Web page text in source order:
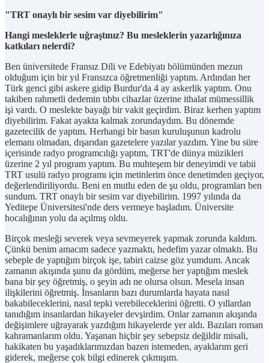
"TRT onaylı bir sesim var diyebilirim"
Hangi mesleklerle uğraştınız? Bu mesleklerin yazarlığınıza
katkıları nelerdi?
Ben üniversitede Fransız Dili ve Edebiyatı bölümünden mezun
olduğum için bir yıl Fransızca öğretmenliği yaptım. Ardından her
Türk genci gibi askere gidip Burdur'da 4 ay askerlik yaptım. Onu
takiben rahmetli dedemin tıbbı cihazlar üzerine ithalat mümessillik
işi vardı. O meslekte bayağı bir vakit geçirdim. Biraz kerhen yaptım
diyebilirim. Fakat ayakta kalmak zorundaydım. Bu dönemde
gazetecilik de yaptım. Herhangi bir basın kuruluşunun kadrolu
elemanı olmadan, dışarıdan gazetelere yazılar yazdım. Yine bu süre
içerisinde radyo programcılığı yaptım, TRT'de dünya müzikleri
üzerine 2 yıl program yaptım. Bu muhteşem bir deneyimdi ve tabii
TRT usulü radyo programı için metinlerim önce denetimden geçiyor,
değerlendiriliyordu. Beni en mutlu eden de şu oldu, programları ben
sundum. TRT onaylı bir sesim var diyebilirim. 1997 yılında da
Yeditepe Üniversitesi'nde ders vermeye başladım. Üniversite
hocalığının yolu da açılmış oldu.
Birçok mesleği severek veya sevmeyerek yapmak zorunda kaldım.
Çünkü benim amacım sadece yazmaktı, hedefim yazar olmaktı. Bu
sebeple de yaptığım birçok işe, tabiri caizse göz yumdum. Ancak
zamanın akışında şunu da gördüm, meğerse her yaptığım meslek
bana bir şey öğretmiş, o şeyin adı ne olursa olsun. Mesela insan
ilişkilerini öğretmiş. İnsanların bazı durumlarda hayata nasıl
bakabileceklerini, nasıl tepki verebileceklerini öğretti. O yıllardan
tanıdığım insanlardan hikayeler devşirdim. Onlar zamanın akışında
değişimlere uğrayarak yazdığım hikayelerde yer aldı. Bazıları roman
kahramanlarım oldu. Yaşanan hiçbir şey sebepsiz değildir misali,
hakikaten bu yaşadıklarımızdan bazen istemeden, ayaklarım geri
giderek, meğerse çok bilgi edinerek çıkmışım.